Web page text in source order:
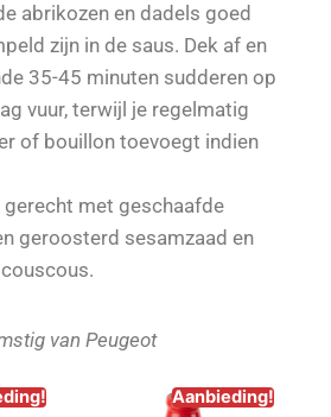
abrikozen en dadels goed
zijn in de saus. Dek af en
35-45 minuten sudderen op
vuur, terwijl je regelmatig
of bouillon toevoegt indien
met geschaafde
geroosterd sesamzaad en
van Peugeot
Aanbieding!